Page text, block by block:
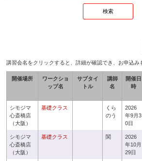
講習会名をクリックすると、詳細が確認でき、お申込み
開催場所
ワークショ
ップ名
サブタイ
トル
講師
名
開催日
時
シモジマ
心斎橋店
（大阪）
基礎クラス
くら
のう
2026
年9月3
0日
シモジマ
心斎橋店
（大阪）
基礎クラス 関
2026
年10月
29日